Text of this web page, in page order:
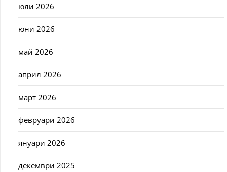
юли 2026
юни 2026
май 2026
април 2026
март 2026
февруари 2026
януари 2026
декември 2025